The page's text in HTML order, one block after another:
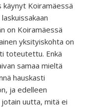
käynyt Koiramäessä
on Koiramäessä
yksityiskohta on
toteutettu. Enkä
samaa mieltä
hauskasti
ja edelleen
uutta, mitä ei